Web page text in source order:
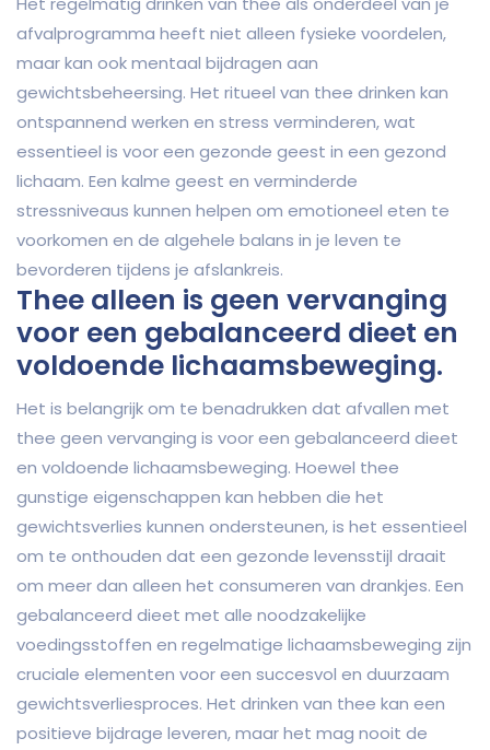
afvalprogramma heeft niet alleen fysieke voordelen,
maar kan ook mentaal bijdragen aan
gewichtsbeheersing. Het ritueel van thee drinken kan
ontspannend werken en stress verminderen, wat
essentieel is voor een gezonde geest in een gezond
lichaam. Een kalme geest en verminderde
stressniveaus kunnen helpen om emotioneel eten te
voorkomen en de algehele balans in je leven te
bevorderen tijdens je afslankreis.
Thee alleen is geen vervanging
voor een gebalanceerd dieet en
voldoende lichaamsbeweging.
Het is belangrijk om te benadrukken dat afvallen met
thee geen vervanging is voor een gebalanceerd dieet
en voldoende lichaamsbeweging. Hoewel thee
gunstige eigenschappen kan hebben die het
gewichtsverlies kunnen ondersteunen, is het essentieel
om te onthouden dat een gezonde levensstijl draait
om meer dan alleen het consumeren van drankjes. Een
gebalanceerd dieet met alle noodzakelijke
voedingsstoffen en regelmatige lichaamsbeweging zijn
cruciale elementen voor een succesvol en duurzaam
gewichtsverliesproces. Het drinken van thee kan een
positieve bijdrage leveren, maar het mag nooit de